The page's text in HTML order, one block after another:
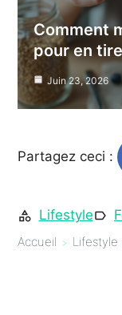
Comment
pour en
Juin 23, 2026
Partagez ceci :
Lifestyle
Accueil Lifestyle